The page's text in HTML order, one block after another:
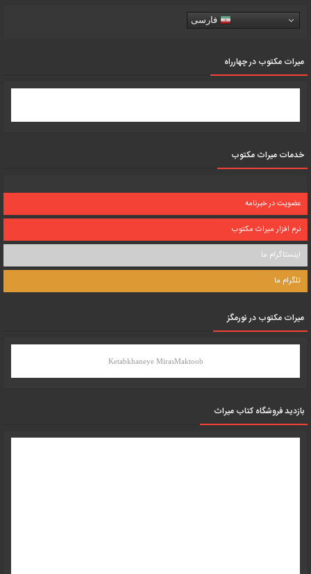
فارسی
میرات مکتوب در چهارراه
خدمات میراث مکتوب
عضویت در خبرنامه
نرم افزار میراث مکتوب
اینستاگرام ما
تلگرام ما
میرات مکتوب در نورمگز
Ketabkhaneye MirasMaktoob
بازدید فروشگاه کتاب میراث